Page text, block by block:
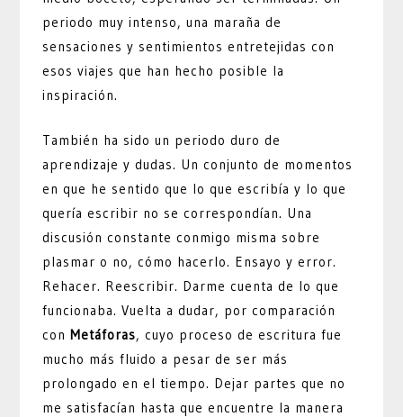
periodo muy intenso, una maraña de
sensaciones y sentimientos entretejidas con
esos viajes que han hecho posible la
inspiración.
También ha sido un periodo duro de
aprendizaje y dudas. Un conjunto de momentos
en que he sentido que lo que escribía y lo que
quería escribir no se correspondían. Una
discusión constante conmigo misma sobre
plasmar o no, cómo hacerlo. Ensayo y error.
Rehacer. Reescribir. Darme cuenta de lo que
funcionaba. Vuelta a dudar, por comparación
conMetáforas, cuyo proceso de escritura fue
mucho más fluido a pesar de ser más
prolongado en el tiempo. Dejar partes que no
me satisfacían hasta que encuentre la manera